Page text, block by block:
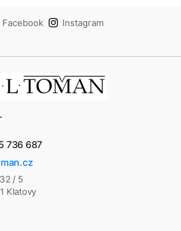
Facebook Instagram
736 687
/ 5
Klatovy